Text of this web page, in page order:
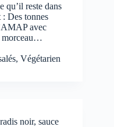
qu’il reste dans
: Des tonnes
avec
morceau…
, Végétarien
noir, sauce